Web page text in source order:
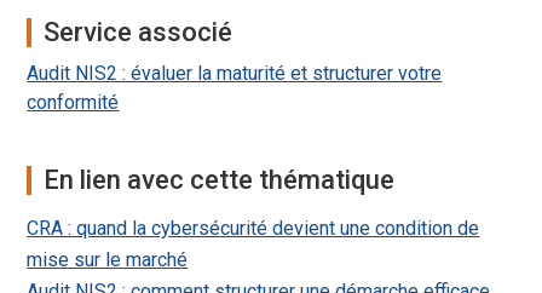
Service associé
Audit NIS2 : évaluer la maturité et structurer votre
conformité
En lien avec cette thématique
CRA : quand la cybersécurité devient une condition de
mise sur le marché